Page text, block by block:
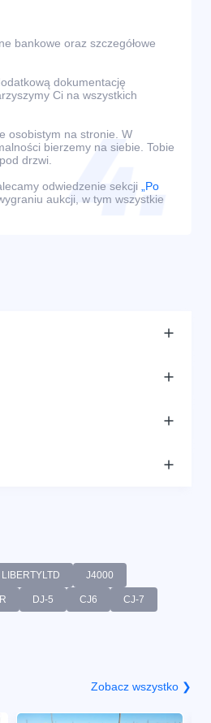
bankowe oraz szczegółowe
dokumentację
Ci na wszystkich
osobistym na stronie. W
bierzemy na siebie. Tobie
drzwi.
odwiedzenie sekcji
„Po
aukcji, w tym wszystkie
LIBERTYLTD J4000
DJ-5 CJ6 CJ-7
Zobacz wszystko ❯